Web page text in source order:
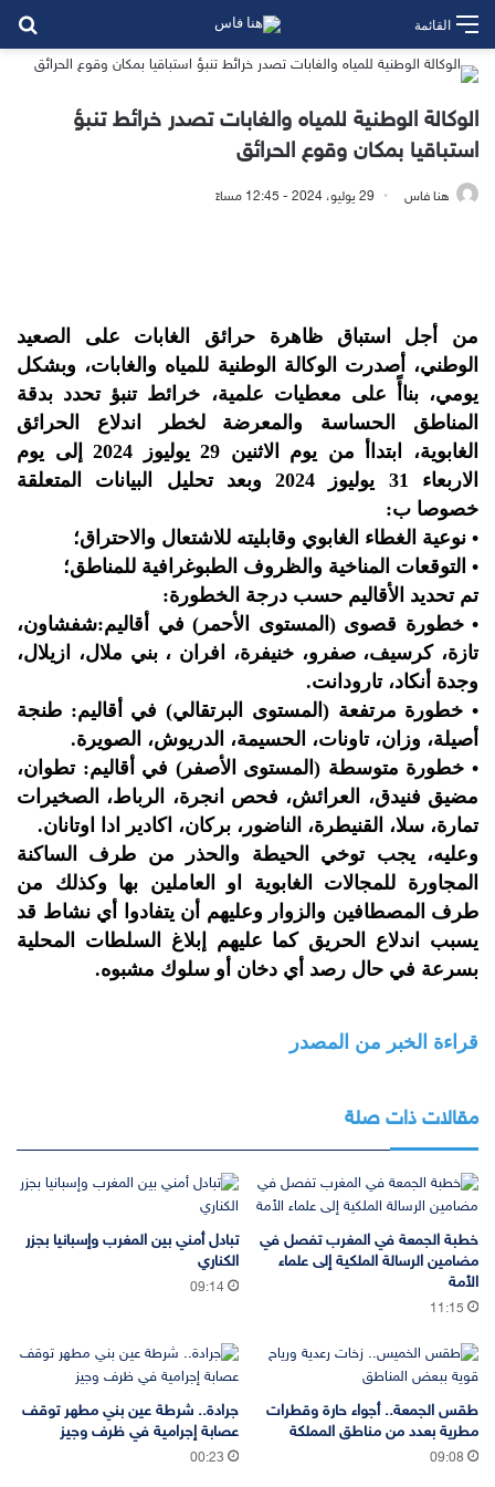
القائمة
الوكالة الوطنية للمياه والغابات تصدر خرائط تنبؤ
استباقيا بمكان وقوع الحرائق
هنا فاس 29 يوليو، 2024 - 12:45 مساءً
من أجل استباق ظاهرة حرائق الغابات على الصعيد
الوطني، أصدرت الوكالة الوطنية للمياه والغابات، وبشكل
يومي، بناأً على معطيات علمية، خرائط تنبؤ تحدد بدقة
المناطق الحساسة والمعرضة لخطر اندلاع الحرائق
الغابوية، ابتداأ من يوم الاثنين 29 يوليوز 2024 إلى يوم
الاربعاء 31 يوليوز 2024 وبعد تحليل البيانات المتعلقة
خصوصا ب:
• نوعية الغطاء الغابوي وقابليته للاشتعال والاحتراق؛
• التوقعات المناخية والظروف الطبوغرافية للمناطق؛
تم تحديد الأقاليم حسب درجة الخطورة:
• خطورة قصوى (المستوى الأحمر) في أقاليم:شفشاون،
تازة، كرسيف، صفرو، خنيفرة، افران ، بني ملال، ازيلال،
وجدة أنكاد، تارودانت.
• خطورة مرتفعة (المستوى البرتقالي) في أقاليم: طنجة
أصيلة، وزان، تاونات، الحسيمة، الدريوش، الصويرة.
• خطورة متوسطة (المستوى الأصفر) في أقاليم: تطوان،
مضيق فنيدق، العرائش، فحص انجرة، الرباط، الصخيرات
تمارة، سلا، القنيطرة، الناضور، بركان، اكادير ادا اوتانان.
وعليه، يجب توخي الحيطة والحذر من طرف الساكنة
المجاورة للمجالات الغابوية او العاملين بها وكذلك من
طرف المصطافين والزوار وعليهم أن يتفادوا أي نشاط قد
يسبب اندلاع الحريق كما عليهم إبلاغ السلطات المحلية
بسرعة في حال رصد أي دخان أو سلوك مشبوه.
قراءة الخبر من المصدر
مقالات ذات صلة
خطبة الجمعة في المغرب تفصل في
مضامين الرسالة الملكية إلى علماء
الأمة
11:15
تبادل أمني بين المغرب وإسبانيا بجزر
الكناري
09:14
طقس الجمعة.. أجواء حارة وقطرات
مطرية بعدد من مناطق المملكة
09:08
جرادة.. شرطة عين بني مطهر توقف
عصابة إجرامية في ظرف وجيز
00:23